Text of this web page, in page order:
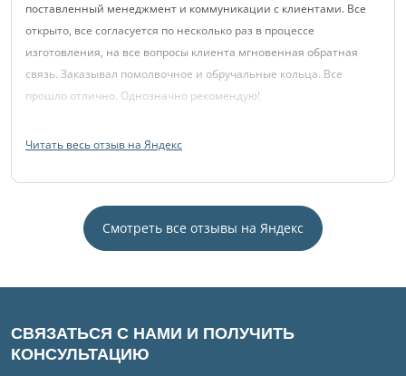
поставленный менеджмент и коммуникации с клиентами. Все
открыто, все согласуется по несколько раз в процессе
изготовления, на все вопросы клиента мгновенная обратная
связь. Заказывал помолвочное и обручальные кольца. Все
прошло отлично. Однозначно рекомендую!
Читать весь отзыв на Яндекс
Смотреть все отзывы на Яндекс
СВЯЗАТЬСЯ С НАМИ И ПОЛУЧИТЬ
КОНСУЛЬТАЦИЮ